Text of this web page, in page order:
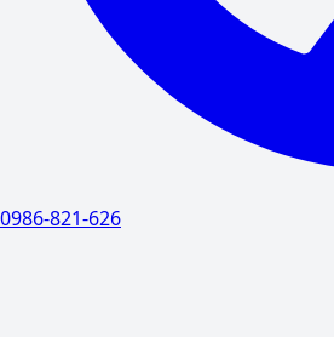
0986-821-626